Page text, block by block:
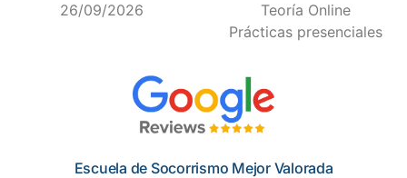
26/09/2026
Teoría Online
Prácticas presenciales
Escuela de Socorrismo Mejor Valorada